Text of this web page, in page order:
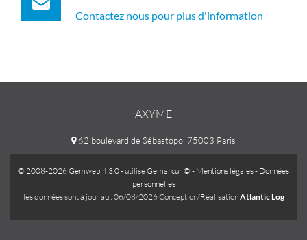
Contactez nous pour plus d'information
AXYME
62 boulevard de Sébastopol 75003 Paris
© 2008-2026 Gemweb 4.3.0- utiliseGemarcur © - Mentions légales- Données
personnelles
les données sont à jour au : 06/08/2026 Conception/RéalisationAtlantic Log